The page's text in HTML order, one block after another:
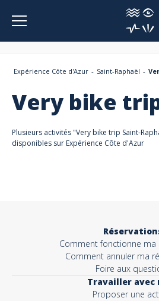
Panneau de gestion des cookies
Expérience Côte d'Azur Saint-Raphaël
Very bike
Plusieurs activités "Very bike trip Saint-
disponibles sur Expérience Côte d'Azur
Comment fonctionne ma
Comment annuler ma
Foire aux
Travailler avec
Proposer une